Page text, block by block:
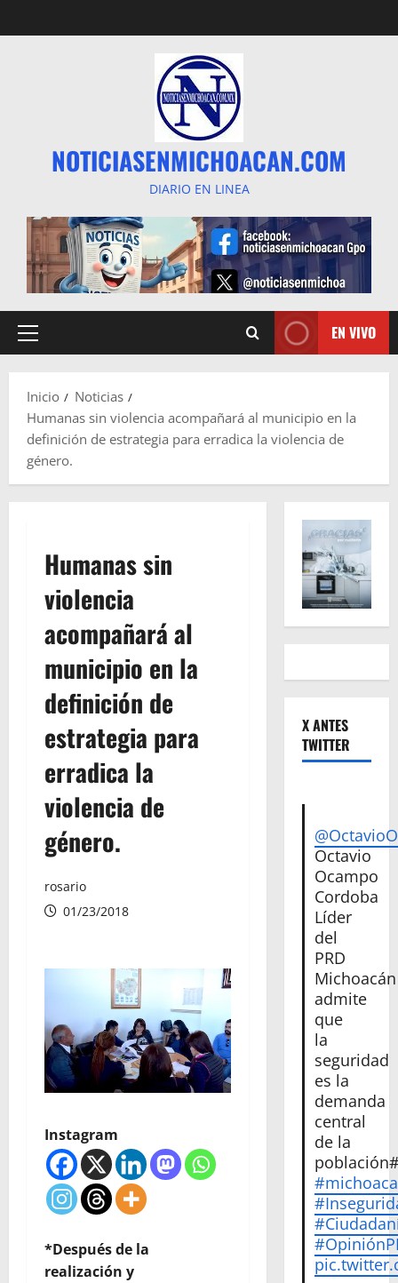
al
NOTICIASENMICHOACAN.COM
DIARIO EN LINEA
Menú
EN VIVO
Inicio
Noticias
Humanas sin violencia acompañará al municipio en la
definición de estrategia para erradica la violencia de
género.
Humanas sin
violencia
acompañará al
municipio en la
definición de
estrategia para
erradica la
violencia de
género.
rosario
01/23/2018
Instagram
*Después de la
realización y
X ANTES
TWITTER
Octavio
Ocampo
Cordoba
Líder
del
PRD
Michoacán
admite
que
la
seguridad
es la
demanda
central
de la